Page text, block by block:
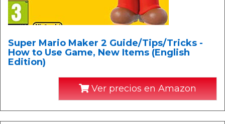
Super Mario Maker 2 Guide/Tips/Tricks -
How to Use Game, New Items (English
Edition)
Ver precios en Amazon